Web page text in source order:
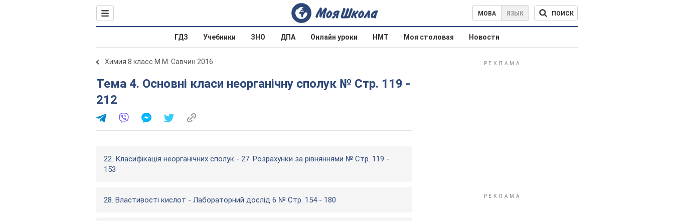
МОВА ЯЗЫК ПОИСК
ГДЗ Учебники ЗНО ДПА Онлайн уроки НМТ Моя столовая Новости
Химия 8 класс М.М. Савчин 2016
Тема 4. Основні класи неорганічну сполук № Стр. 119 -
212
22. Класифікація неорганічних сполук - 27. Розрахунки за рівняннями № Стр. 119 -
153
28. Властивості кислот - Лабораторний дослід 6 № Стр. 154 - 180